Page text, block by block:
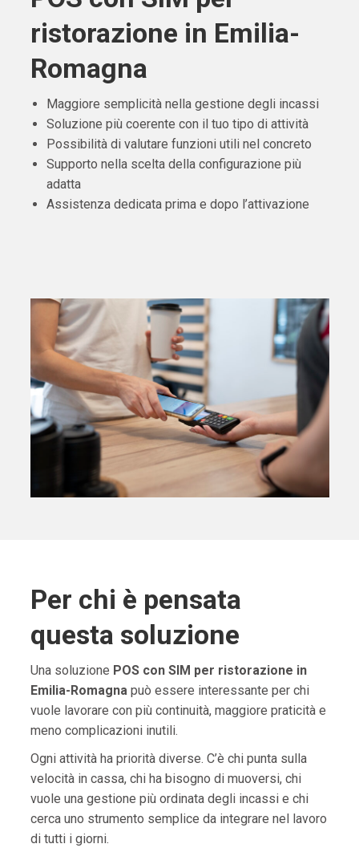
ristorazione in Emilia-
Romagna
Maggiore semplicità nella gestione degli incassi
Soluzione più coerente con il tuo tipo di attività
Possibilità di valutare funzioni utili nel concreto
Supporto nella scelta della configurazione più
adatta
Assistenza dedicata prima e dopo l’attivazione
Per chi è pensata
questa soluzione
Una soluzione POS con SIM per ristorazione in
Emilia-Romagnapuò essere interessante per chi
vuole lavorare con più continuità, maggiore praticità e
meno complicazioni inutili.
Ogni attività ha priorità diverse. C’è chi punta sulla
velocità in cassa, chi ha bisogno di muoversi, chi
vuole una gestione più ordinata degli incassi e chi
cerca uno strumento semplice da integrare nel lavoro
di tutti i giorni.